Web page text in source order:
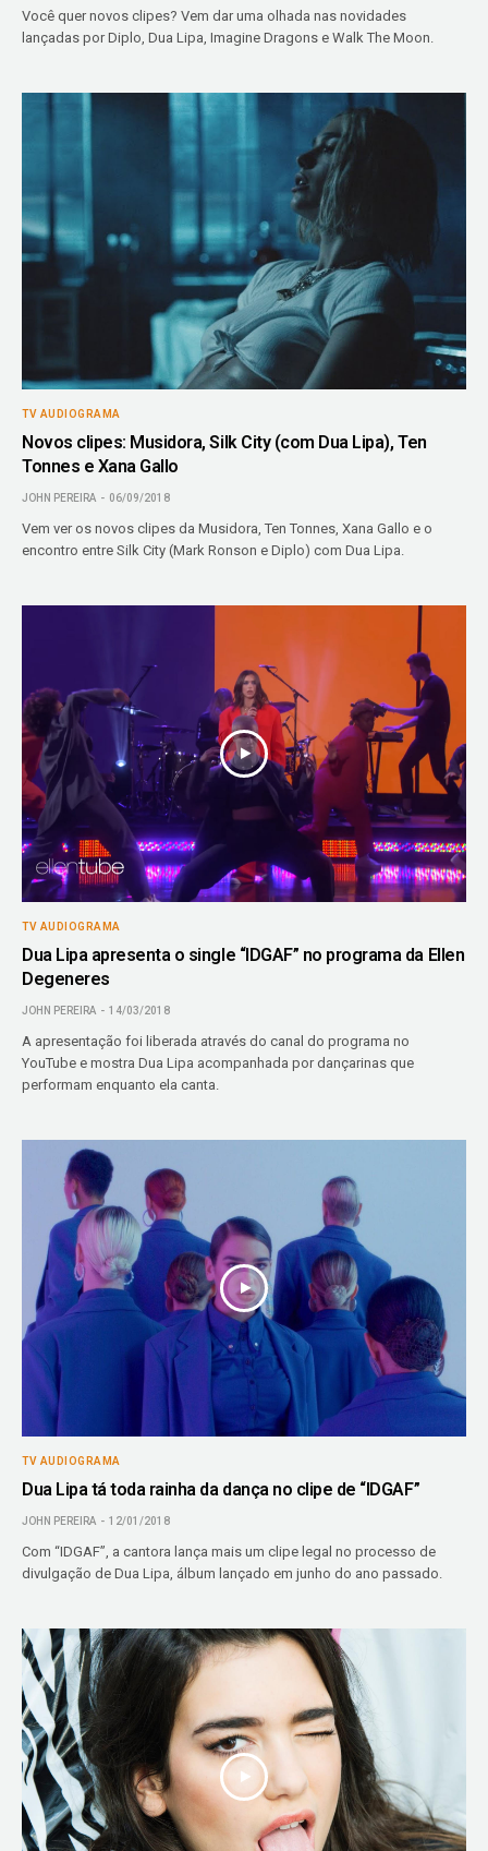
Você quer novos clipes? Vem dar uma olhada nas novidades
lançadas por Diplo, Dua Lipa, Imagine Dragons e Walk The Moon.
TV AUDIOGRAMA
Novos clipes: Musidora, Silk City (com Dua Lipa), Ten
Tonnes e Xana Gallo
JOHN PEREIRA 06/09/2018
Vem ver os novos clipes da Musidora, Ten Tonnes, Xana Gallo e o
encontro entre Silk City (Mark Ronson e Diplo) com Dua Lipa.
TV AUDIOGRAMA
Dua Lipa apresenta o single “IDGAF” no programa da Ellen
Degeneres
JOHN PEREIRA 14/03/2018
A apresentação foi liberada através do canal do programa no
YouTube e mostra Dua Lipa acompanhada por dançarinas que
performam enquanto ela canta.
TV AUDIOGRAMA
Dua Lipa tá toda rainha da dança no clipe de “IDGAF”
JOHN PEREIRA 12/01/2018
Com “IDGAF”, a cantora lança mais um clipe legal no processo de
divulgação de Dua Lipa, álbum lançado em junho do ano passado.